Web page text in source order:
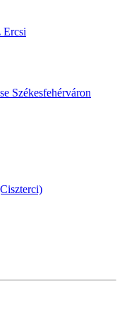
Ercsi
Székesfehérváron